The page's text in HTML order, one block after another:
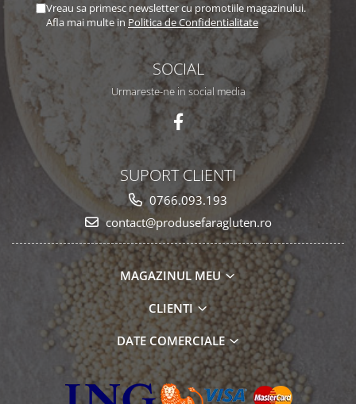
Vreau sa primesc newsletter cu promotiile magazinului.
Afla mai multe in Politica de Confidentialitate
SOCIAL
Urmareste-ne in social media
SUPORT CLIENTI
0766.093.193
contact@produsefaragluten.ro
MAGAZINUL MEU
CLIENTI
DATE COMERCIALE